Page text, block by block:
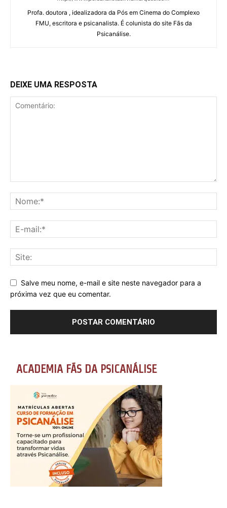
Profa. doutora , idealizadora da Pós em Cinema do Complexo
FMU, escritora e psicanalista. É colunista do site Fãs da
Psicanálise.
DEIXE UMA RESPOSTA
Salve meu nome, e-mail e site neste navegador para a
próxima vez que eu comentar.
ACADEMIA FÃS DA PSICANÁLISE